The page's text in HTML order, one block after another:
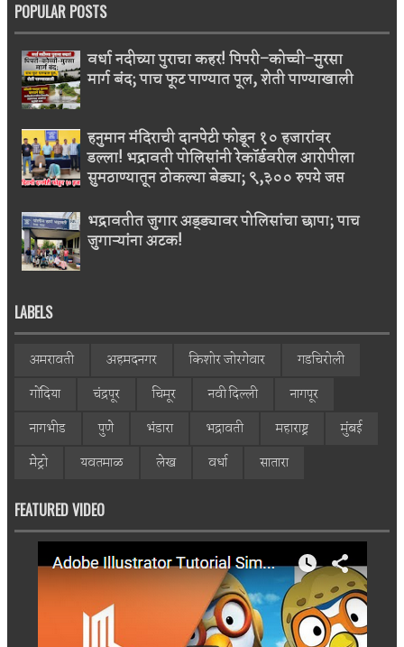
POPULAR POSTS
वर्धा नदीच्या पुराचा कहर! पिपरी–कोच्ची–मुरसा
मार्ग बंद; पाच फूट पाण्यात पूल, शेती पाण्याखाली
हनुमान मंदिराची दानपेटी फोडून १० हजारांवर
डल्ला! भद्रावती पोलिसांनी रेकॉर्डवरील आरोपीला
सुमठाण्यातून ठोकल्या बेड्या; ९,३०० रुपये जप्त
भद्रावतीत जुगार अड्ड्यावर पोलिसांचा छापा; पाच
जुगाऱ्यांना अटक!
LABELS
अमरावती अहमदनगर किशोर जोरगेवार
गडचिरोली
गोंदिया
चंद्रपूर चिमूर नवी दिल्ली
नागपूर
नागभीड
पुणे भंडारा भद्रावती महाराष्ट्र
मुंबई
मेट्रो
यवतमाळ लेख वर्धा सातारा
FEATURED VIDEO